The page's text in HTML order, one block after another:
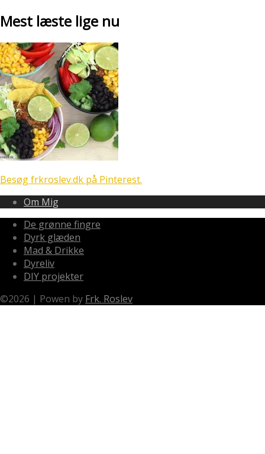
Mest læste lige nu
Besøg frkroslev.dk på Pinterest.
Om Mig
De grønne fingre
Dyrk glæden
Mad & Drikke
Dyreliv
DIY projekter
©2026 | Powen by Frk. Roslev